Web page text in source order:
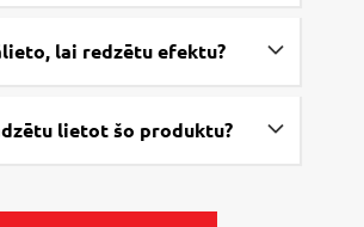
lai redzētu efektu?
lietot šo produktu?